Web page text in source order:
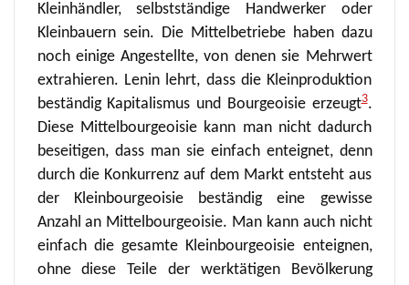
Kleinhändler, selbstständige Handwerker oder
Kleinbauern sein. Die Mittelbetriebe haben dazu
noch einige Angestellte, von denen sie Mehrwert
extrahieren. Lenin lehrt, dass die Kleinproduktion
beständig Kapitalismus und Bourgeoisie erzeugt3.
Diese Mittelbourgeoisie kann man nicht dadurch
beseitigen, dass man sie einfach enteignet, denn
durch die Konkurrenz auf dem Markt entsteht aus
der Kleinbourgeoisie beständig eine gewisse
Anzahl an Mittelbourgeoisie. Man kann auch nicht
einfach die gesamte Kleinbourgeoisie enteignen,
ohne diese Teile der werktätigen Bevölkerung